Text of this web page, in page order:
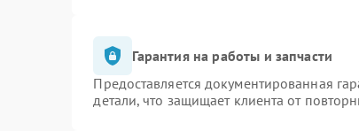
Гарантия на работы и запчасти
Предоставляется документированная
детали, что защищает клиента от